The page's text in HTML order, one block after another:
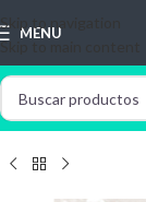
Skip to navigation
Skip to main content
MENU